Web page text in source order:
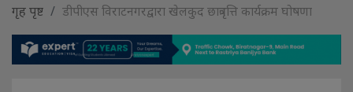
गृह पृष्ट डीपीएस विराटनगरद्वारा खेलकुद छात्रवृत्ति कार्यक्रम घोषणा